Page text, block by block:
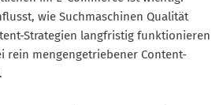
wie Suchmaschinen Qualität
Strategien langfristig funktionieren
rein mengengetriebener Content-